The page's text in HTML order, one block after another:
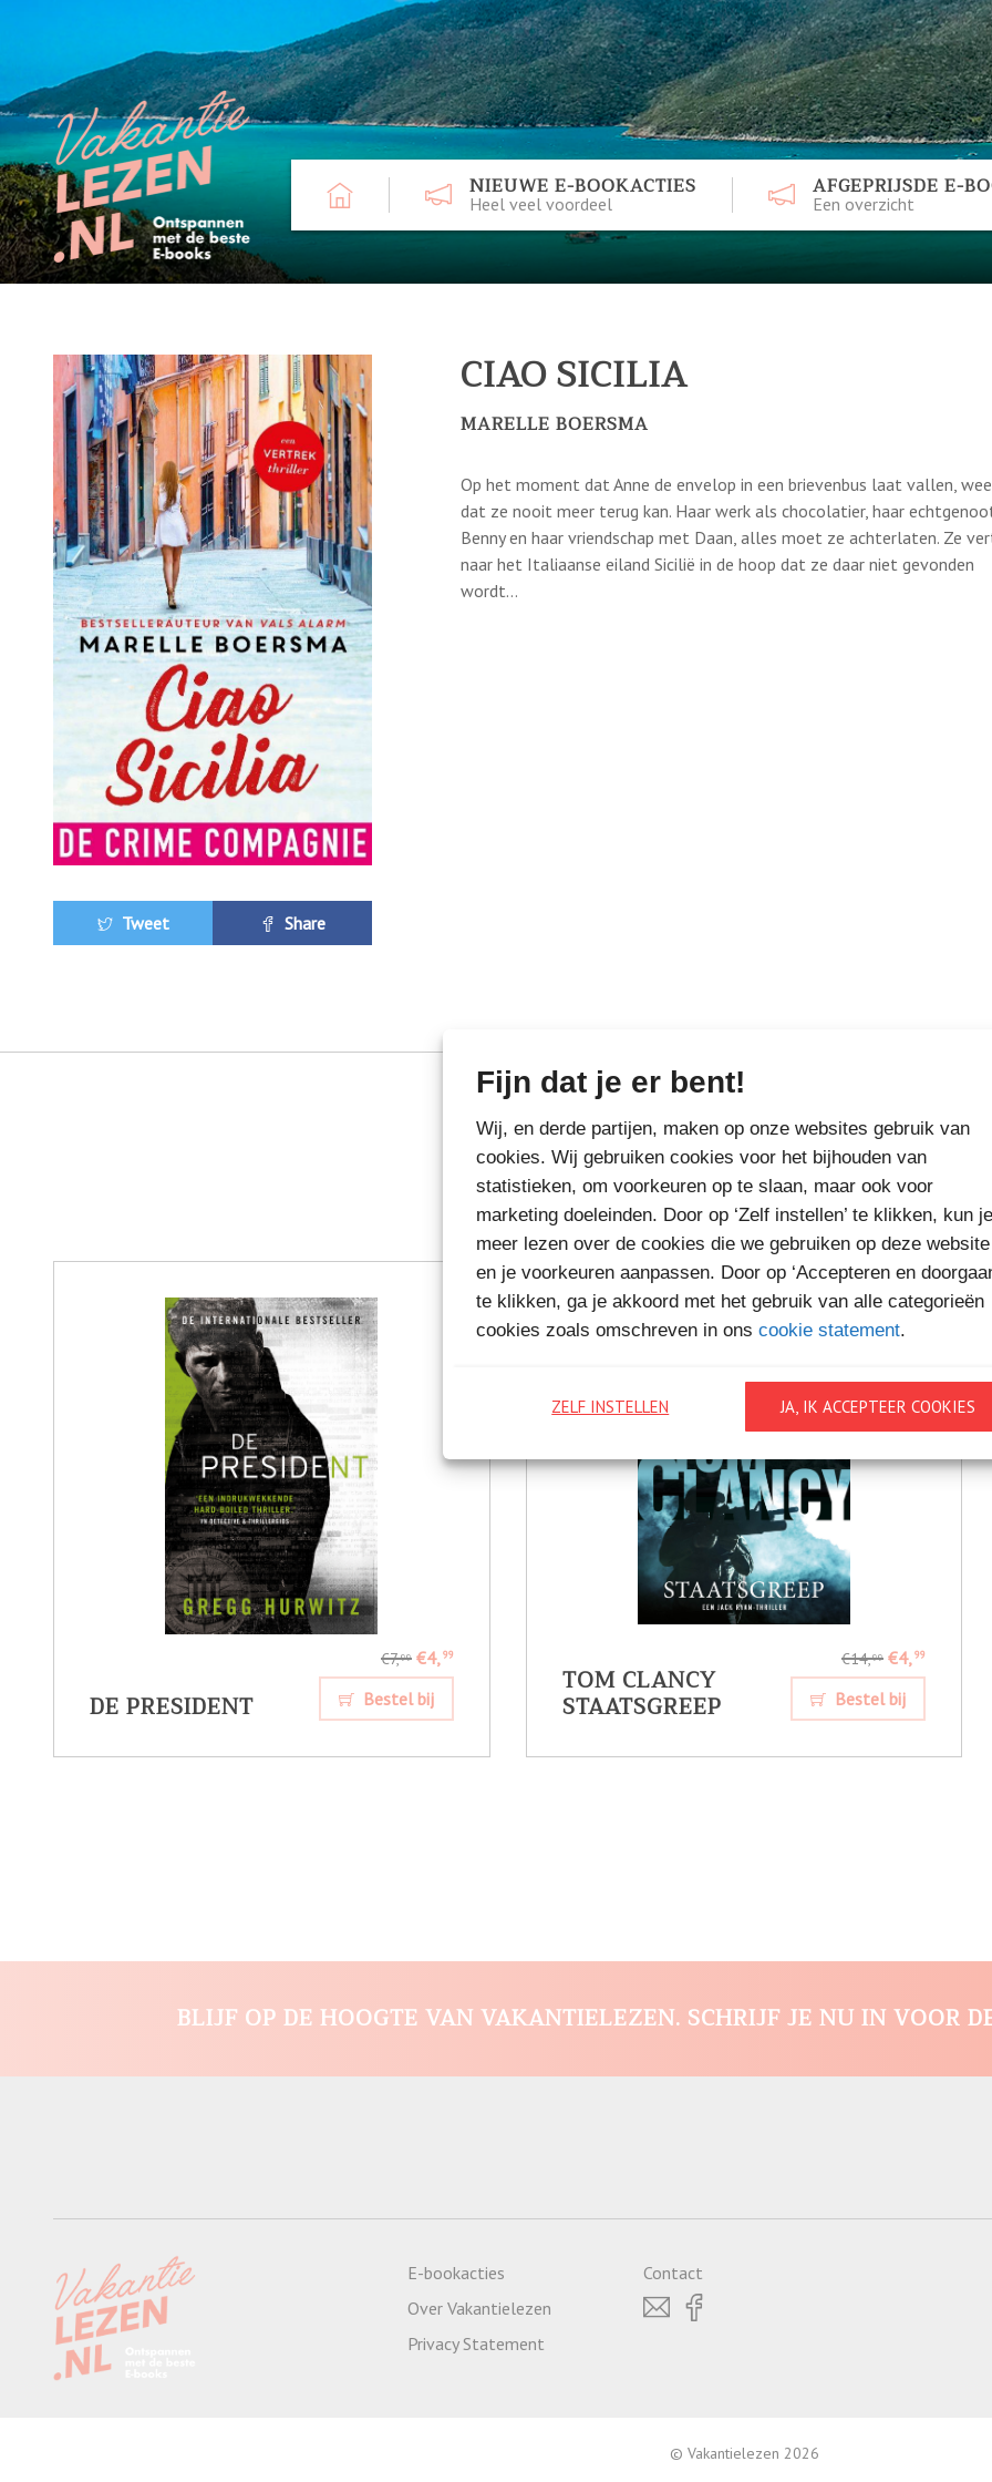
Fijn dat je er bent!
Wij, en derde partijen, maken op onze websites gebruik van
cookies. Wij gebruiken cookies voor het bijhouden van
statistieken, om voorkeuren op te slaan, maar ook voor
marketing doeleinden. Door op ‘Zelf instellen’ te klikken, kun je
meer lezen over de cookies die we gebruiken op deze website
en je voorkeuren aanpassen. Door op ‘Accepteren en
te klikken, ga je akkoord met het gebruik van alle categorieën
cookies zoals omschreven in ons cookie statement.
JA, IK ACCEPTEER COOKIES
ZELF INSTELLEN
NIEUWE E-BOOKACTIES
Heel veel voordeel
AFGEPRIJSDE E-
Een overzicht
Tweet Share
CIAO SICILIA
MARELLE BOERSMA
Op het moment dat Anne de envelop in een brievenbus laat vallen,
dat ze nooit meer terug kan. Haar werk als chocolatier, haar
Benny en haar vriendschap met Daan, alles moet ze achterlaten. Ze
naar het Italiaanse eiland Sicilië in de hoop dat ze daar niet gevonden
wordt…
MEER BOEKEN VAN
VAKANTIELEZEN
DE PRESIDENT
€7,99 €4,99
Bestel bij TOM CLANCY
STAATSGREEP
€14,99 €4,99
Bestel bij
BLIJF OP DE HOOGTE VAN VAKANTIELEZEN. SCHRIJF JE NU IN VOOR
E-bookacties
Over Vakantielezen
Privacy Statement
Contact
© Vakantielezen 2026